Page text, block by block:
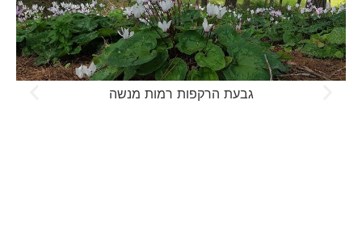
גבעת הרקפות רמות מנשה